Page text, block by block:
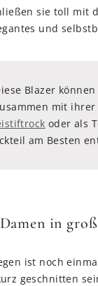
sie toll mit
und
Blazer
mit ihrer
oder als
am Besten
in
ist noch
geschnitten